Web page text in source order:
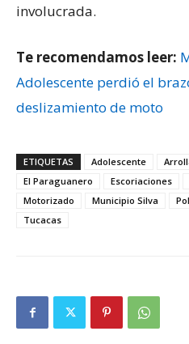
involucrada.
Te recomendamos leer:
Adolescente perdió el
deslizamiento de moto
ETIQUETAS Adolescente
El Paraguanero
Escoriaciones
Motorizado
Municipio Silva
Tucacas